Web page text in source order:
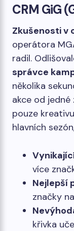
CRM GiG
Zkušenosti v
operátora
radil.
správce
několika
akce od
pouze
hlavních
více
Nejlepší
značky
křivka